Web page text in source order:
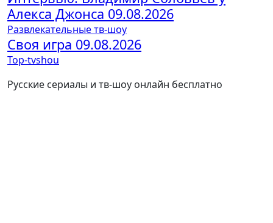
Алекса Джонса 09.08.2026
Развлекательные тв-шоу
Своя игра 09.08.2026
Top-tvshou
Русские сериалы и тв-шоу онлайн бесплатно